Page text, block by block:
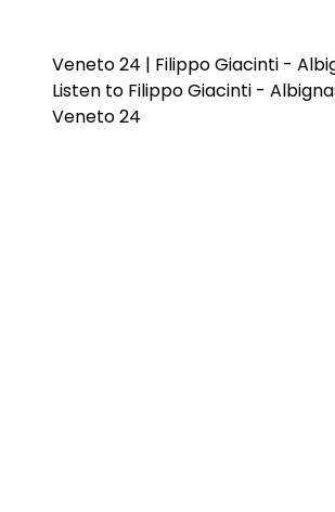
Veneto 24 | Filippo Giacinti -
Listen to Filippo Giacinti -
Veneto 24